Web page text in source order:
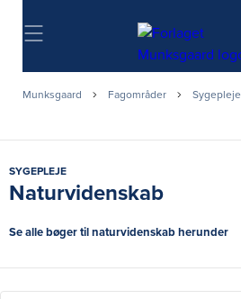
Søg
Munksgaard Fagområder Sygepleje
SYGEPLEJE
Naturvidenskab
Se alle bøger til naturvidenskab herunder